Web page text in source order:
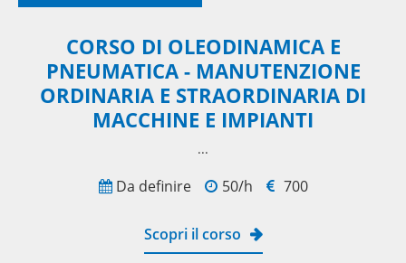
CORSO DI OLEODINAMICA E
PNEUMATICA - MANUTENZIONE
ORDINARIA E STRAORDINARIA DI
MACCHINE E IMPIANTI
...
Da definire 50/h 700
Scopri il corso